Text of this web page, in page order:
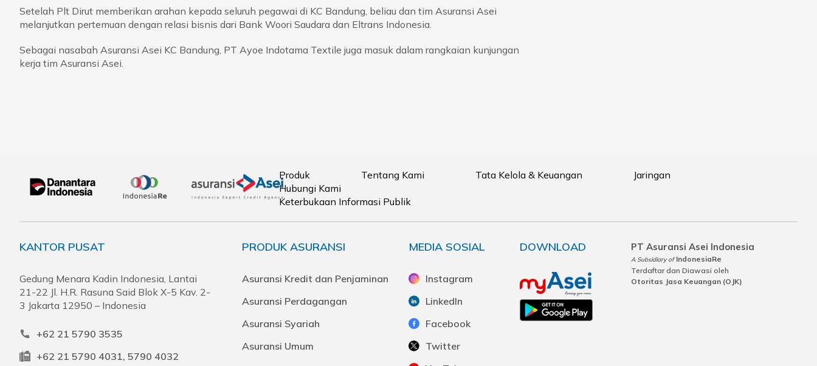
Setelah Plt Dirut memberikan arahan kepada seluruh pegawai di KC Bandung, beliau dan tim Asuransi Asei
melanjutkan pertemuan dengan relasi bisnis dari Bank Woori Saudara dan Eltrans Indonesia.
Sebagai nasabah Asuransi Asei KC Bandung, PT Ayoe Indotama Textile juga masuk dalam rangkaian kunjungan
kerja tim Asuransi Asei.
Produk Tentang Kami Tata Kelola & Keuangan
Jaringan
Hubungi Kami
Keterbukaan Informasi Publik
KANTOR PUSAT
Gedung Menara Kadin Indonesia, Lantai
21-22 Jl. H.R. Rasuna Said Blok X-5 Kav. 2-
3 Jakarta 12950 – Indonesia
+62 21 5790 3535
+62 21 5790 4031, 5790 4032
PRODUK ASURANSI
Asuransi Kredit dan Penjaminan
Asuransi Perdagangan
Asuransi Syariah
Asuransi Umum
MEDIA SOSIAL
Instagram
LinkedIn
Facebook
Twitter
DOWNLOAD PT Asuransi Asei Indonesia
A Subsidiary of IndonesiaRe
Terdaftar dan Diawasi oleh
Otoritas Jasa Keuangan (OJK)